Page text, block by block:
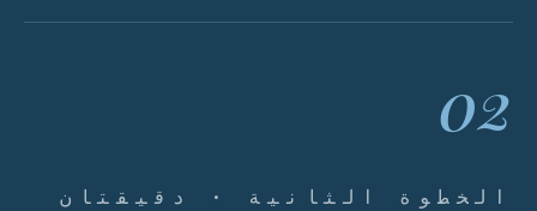
02
الخطوة الثانية · دقيقتان